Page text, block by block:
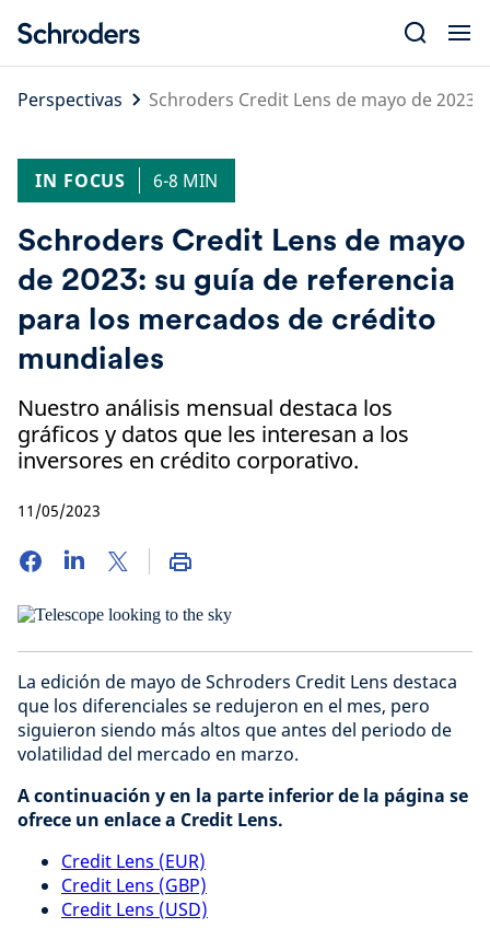
content
Perspectivas
Schroders Credit Lens de mayo de
IN FOCUS 6-8 MIN
Schroders Credit Lens de mayo
de 2023: su guía de referencia
para los mercados de crédito
mundiales
Nuestro análisis mensual destaca los
gráficos y datos que les interesan a los
inversores en crédito corporativo.
11/05/2023
La edición de mayo de Schroders Credit Lens destaca
que los diferenciales se redujeron en el mes, pero
siguieron siendo más altos que antes del periodo de
volatilidad del mercado en marzo.
A continuación y en la parte inferior de la página se
ofrece un enlace a Credit Lens.
Credit Lens (EUR)
Credit Lens (GBP)
Credit Lens (USD)